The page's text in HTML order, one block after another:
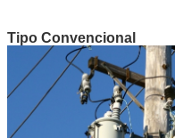
Tipo Convencional